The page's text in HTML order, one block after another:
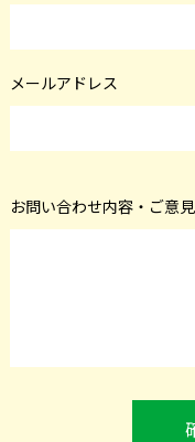
メールアドレス
お問い合わせ内容・ご意